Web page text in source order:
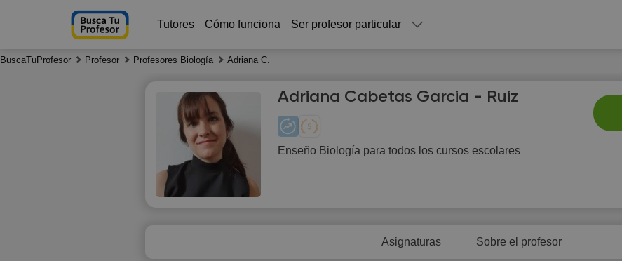
Tutores Cómo funciona Ser profesor particular
BuscaTuProfesor Profesor Profesores Biología Adriana C.
Adriana Cabetas Garcia - Ruiz
Enseño Biología para todos los cursos escolares
Asignaturas Sobre el profesor
Th